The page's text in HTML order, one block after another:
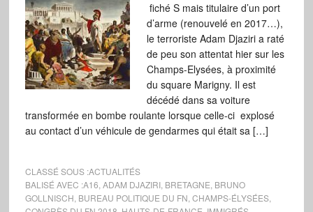
fiché S mais titulaire d’un port
d’arme (renouvelé en 2017…),
le terroriste Adam Djaziri a raté
de peu son attentat hier sur les
Champs-Elysées, à proximité
du square Marigny. Il est
décédé dans sa voiture
transformée en bombe roulante lorsque celle-ci explosé
au contact d’un véhicule de gendarmes qui était sa […]
CLASSÉ SOUS :ACTUALITÉS
BALISÉ AVEC :A16 ADAM DJAZIRI, BRETAGNE BRUNO
GOLLNISCH BUREAU POLITIQUE DU FN CHAMPS-ÉLYSÉES,